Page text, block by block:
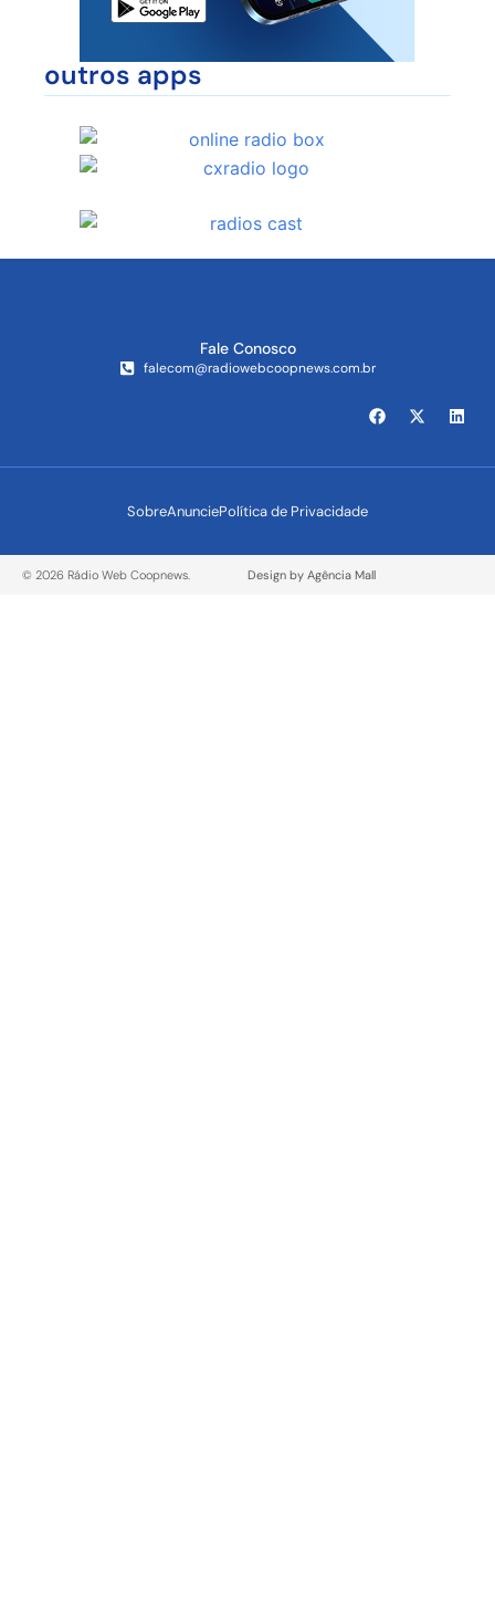
outros apps
Fale Conosco
falecom@radiowebcoopnews.com.br
SobreAnunciePolítica de Privacidade
© 2026 Rádio Web Coopnews. Design by Agência Mall